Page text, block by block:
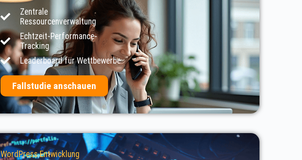
Zentrale
Ressourcenverwaltung
Echtzeit-Performance-
Tracking
Leaderboard für Wettbewerbe
Fallstudie anschauen
WordPress Entwicklung